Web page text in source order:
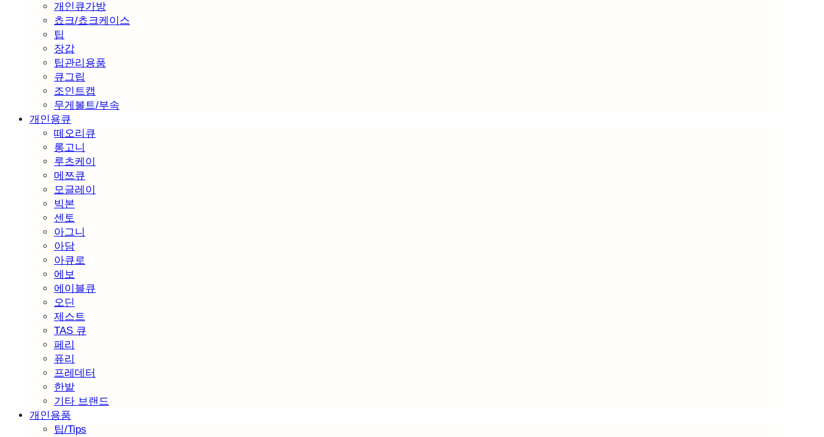
개인큐가방
쵸크/쵸크케이스
팁
장갑
팁관리용품
큐그립
조인트캡
무게볼트/부속
개인용큐
떼오리큐
롱고니
루츠케이
메쯔큐
모글레이
빅본
센토
아그니
아담
아큐로
에보
에이블큐
오딘
제스트
TAS 큐
페리
퓨리
프레데터
한밭
기타 브랜드
개인용품
팁/Tips